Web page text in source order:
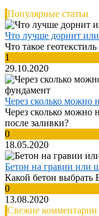
Популярные статьи
Что лучше дорнит или
Что такое
1
29.10.2020
Через сколько можно
Через сколько можно
после заливки?
0
18.05.2020
Бетон на гравии или
Какой бетон
0
13.08.2020
Свежие комментарии